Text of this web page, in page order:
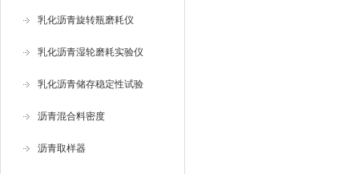
乳化沥青旋转瓶磨耗仪
乳化沥青湿轮磨耗实验仪
乳化沥青储存稳定性试验
沥青混合料密度
沥青取样器